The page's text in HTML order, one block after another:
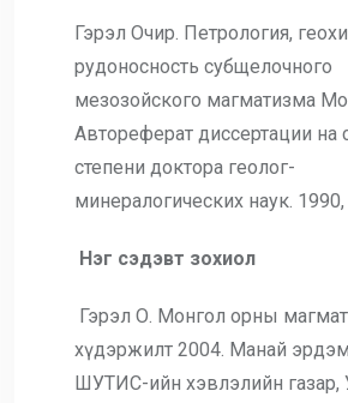
Гэрэл Очир. Петрология,
рудоносность субщелочного
мезозойского магматизма
Автореферат диссертации на
степени доктора геолог-
минералогических наук. 1990,
Нэг сэдэвт зохиол
Гэрэл О. Монгол орны
хүдэржилт 2004. Манай
ШУТИС-ийн хэвлэлийн газар,